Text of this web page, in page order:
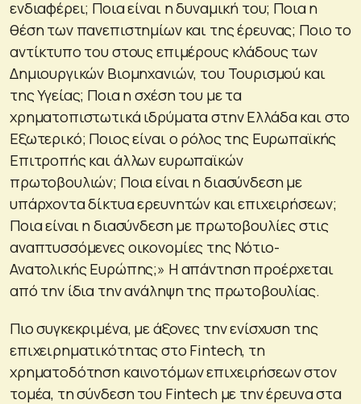
ενδιαφέρει; Ποια είναι η δυναμική του; Ποια η
θέση των πανεπιστημίων και της έρευνας; Ποιο το
αντίκτυπο του στους επιμέρους κλάδους των
Δημιουργικών Βιομηχανιών, του Τουρισμού και
της Υγείας; Ποια η σχέση του με τα
χρηματοπιστωτικά ιδρύματα στην Ελλάδα και στο
Εξωτερικό; Ποιος είναι ο ρόλος της Ευρωπαϊκής
Επιτροπής και άλλων ευρωπαϊκών
πρωτοβουλιών; Ποια είναι η διασύνδεση με
υπάρχοντα δίκτυα ερευνητών και επιχειρήσεων;
Ποια είναι η διασύνδεση με πρωτοβουλίες στις
αναπτυσσόμενες οικονομίες της Νότιο-
Ανατολικής Ευρώπης;» Η απάντηση προέρχεται
από την ίδια την ανάληψη της πρωτοβουλίας.
Πιο συγκεκριμένα, με άξονες την ενίσχυση της
επιχειρηματικότητας στο Fintech, τη
χρηματοδότηση καινοτόμων επιχειρήσεων στον
τομέα, τη σύνδεση του Fintech με την έρευνα στα